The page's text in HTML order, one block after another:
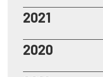
2021
2020